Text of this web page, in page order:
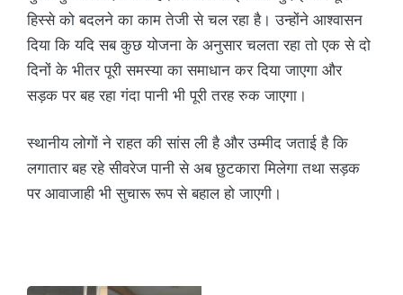
हिस्से को बदलने का काम तेजी से चल रहा है। उन्होंने आश्वासन
दिया कि यदि सब कुछ योजना के अनुसार चलता रहा तो एक से दो
दिनों के भीतर पूरी समस्या का समाधान कर दिया जाएगा और
सड़क पर बह रहा गंदा पानी भी पूरी तरह रुक जाएगा।
स्थानीय लोगों ने राहत की सांस ली है और उम्मीद जताई है कि
लगातार बह रहे सीवरेज पानी से अब छुटकारा मिलेगा तथा सड़क
पर आवाजाही भी सुचारू रूप से बहाल हो जाएगी।